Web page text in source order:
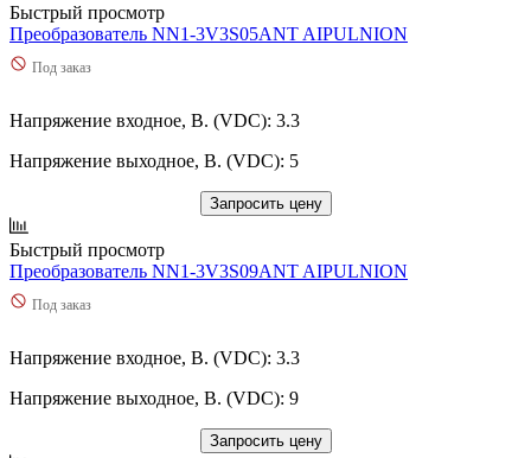
Быстрый просмотр
Преобразователь NN1-3V3S05ANT AIPULNION
Под заказ
Напряжение входное, В. (VDC): 3.3
Напряжение выходное, В. (VDC): 5
Запросить цену
Быстрый просмотр
Преобразователь NN1-3V3S09ANT AIPULNION
Под заказ
Напряжение входное, В. (VDC): 3.3
Напряжение выходное, В. (VDC): 9
Запросить цену